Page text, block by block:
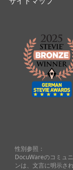
性別参照：
DocuWareのコミュ
ンは、文言に明示さ